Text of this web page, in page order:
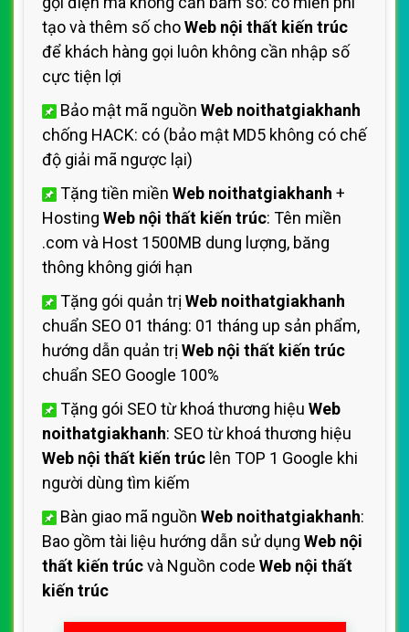
tạo và thêm số choWeb nội thất kiến trúc
để khách hàng gọi luôn không cần nhập số
cực tiện lợi
Bảo mật mã nguồn Web noithatgiakhanh
chống HACK: có (bảo mật MD5 không có chế
độ giải mã ngược lại)
Tặng tiền miền Web noithatgiakhanh +
Hosting Web nội thất kiến trúc: Tên miền
.com và Host 1500MB dung lượng, băng
thông không giới hạn
Tặng gói quản trị Web noithatgiakhanh
chuẩn SEO 01 tháng: 01 tháng up sản phẩm,
hướng dẫn quản trị Web nội thất kiến trúc
chuẩn SEO Google 100%
Tặng gói SEO từ khoá thương hiệu Web
noithatgiakhanh: SEO từ khoá thương hiệu
Web nội thất kiến trúc lên TOP 1 Google khi
người dùng tìm kiếm
Bàn giao mã nguồn Web noithatgiakhanh:
Bao gồm tài liệu hướng dẫn sử dụng Web nội
thất kiến trúcvà Nguồn code Web nội thất
kiến trúc